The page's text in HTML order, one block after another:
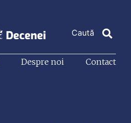
Despre noi Contact